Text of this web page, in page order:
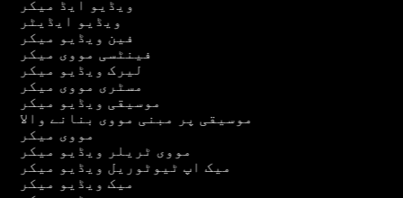
ویڈیو ایڈ میکر
ویڈیو ایڈیٹر
فین ویڈیو میکر
فینٹسی مووی میکر
لیرک ویڈیو میکر
مسٹری مووی میکر
موسیقی ویڈیو میکر
موسیقی پر مبنی مووی بنانے والا
مووی میکر
مووی ٹریلر ویڈیو میکر
میک اپ ٹیوٹوریل ویڈیو میکر
میک ویڈیو میکر